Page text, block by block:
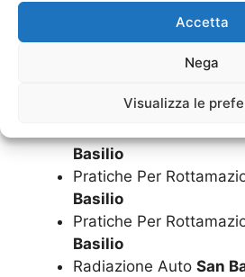
Accetta
Nega
Visualizza le
Pratiche Per
Basilio
Pratiche Per
Basilio
Pratiche Per
Basilio
Radiazione Auto San